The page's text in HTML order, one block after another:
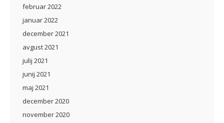
februar 2022
januar 2022
december 2021
avgust 2021
julij 2021
junij 2021
maj 2021
december 2020
november 2020